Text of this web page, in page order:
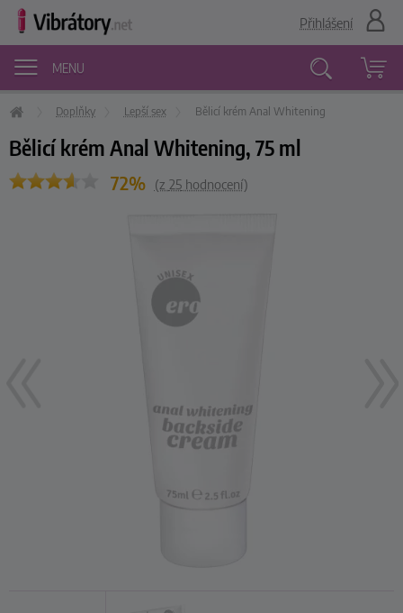
MENU
Vyhledávání
Přihlášení
Doplňky Lepší sex Bělicí krém Anal Whitening
Bělicí krém Anal Whitening, 75 ml
72% (z 25hodnocení)